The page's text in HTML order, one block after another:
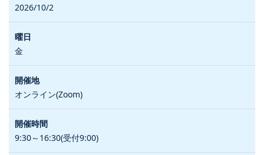
2026/10/2
金
オンライン(Zoom)
9:30～16:30(受付9:00)